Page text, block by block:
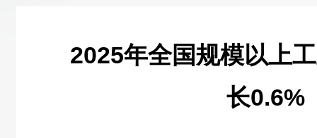
2025年全国规模以上
长0.6%